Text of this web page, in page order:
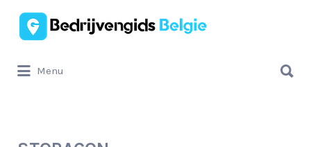
Zoek
naar:
Menu
naar: